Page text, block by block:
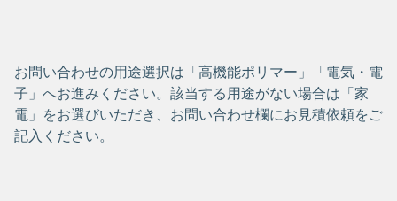
お問い合わせの用途選択は「高機能ポリマー」「電気・電
子」へお進みください。該当する用途がない場合は「家
電」をお選びいただき、お問い合わせ欄にお見積依頼をご
記入ください。